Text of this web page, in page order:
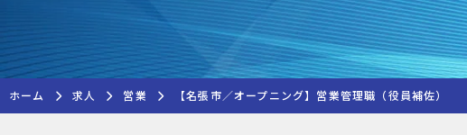
ホーム 求人 営業 【名張市／オープニング】営業管理職（役員補佐）